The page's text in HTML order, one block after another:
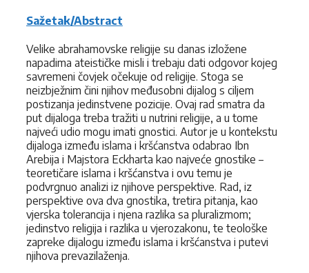
Sažetak/Abstract
Velike abrahamovske religije su danas izložene
napadima ateističke misli i trebaju dati odgovor kojeg
savremeni čovjek očekuje od religije. Stoga se
neizbježnim čini njihov međusobni dijalog s ciljem
postizanja jedinstvene pozicije. Ovaj rad smatra da
put dijaloga treba tražiti u nutrini religije, a u tome
najveći udio mogu imati gnostici. Autor je u kontekstu
dijaloga između islama i kršćanstva odabrao Ibn
Arebija i Majstora Eckharta kao najveće gnostike –
teoretičare islama i kršćanstva i ovu temu je
podvrgnuo analizi iz njihove perspektive. Rad, iz
perspektive ova dva gnostika, tretira pitanja, kao
vjerska tolerancija i njena razlika sa pluralizmom;
jedinstvo religija i razlika u vjerozakonu, te teološke
zapreke dijalogu između islama i kršćanstva i putevi
njihova prevazilaženja.